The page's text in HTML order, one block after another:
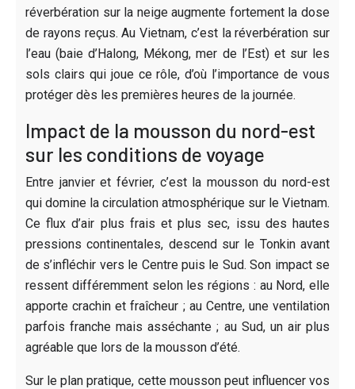
réverbération sur la neige augmente fortement la dose
de rayons reçus. Au Vietnam, c’est la réverbération sur
l’eau (baie d’Halong, Mékong, mer de l’Est) et sur les
sols clairs qui joue ce rôle, d’où l’importance de vous
protéger dès les premières heures de la journée.
Impact de la mousson du nord-est
sur les conditions de voyage
Entre janvier et février, c’est la mousson du nord-est
qui domine la circulation atmosphérique sur le Vietnam.
Ce flux d’air plus frais et plus sec, issu des hautes
pressions continentales, descend sur le Tonkin avant
de s’infléchir vers le Centre puis le Sud. Son impact se
ressent différemment selon les régions : au Nord, elle
apporte crachin et fraîcheur ; au Centre, une ventilation
parfois franche mais asséchante ; au Sud, un air plus
agréable que lors de la mousson d’été.
Sur le plan pratique, cette mousson peut influencer vos